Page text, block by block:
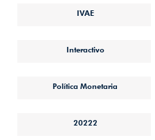
IVAE
Interactivo
Política Monetaria
20222